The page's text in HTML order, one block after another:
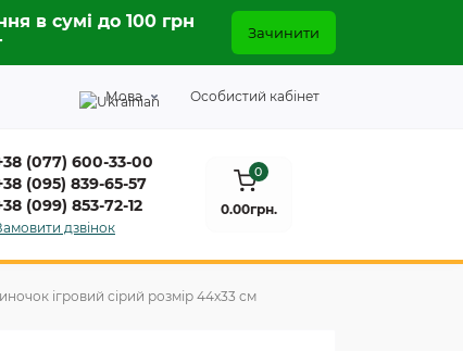
в сумі до 100 грн
Зачинити
Мова Особистий кабінет
(077) 600-33-00
(095) 839-65-57
(099) 853-72-12
дзвінок
0
0.00грн.
ігровий сірий розмір 44х33 см